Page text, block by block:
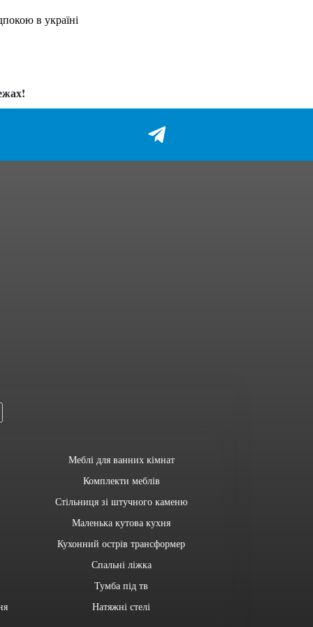
в україні
Меблі для ванних кімнат
Комплекти меблів
Стільниця зі штучного каменю
Маленька кутова кухня
Кухонний острів трансформер
Спальні ліжка
Тумба під тв
Натяжні стелі